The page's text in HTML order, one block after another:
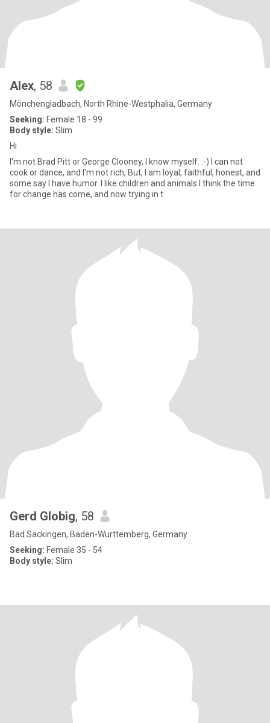
Alex, 58
Mönchengladbach, North Rhine-Westphalia, Germany
Seeking: Female 18 - 99
Body style: Slim
Hi
I'm not Brad Pitt or George Clooney, I know myself. :-) I can not
cook or dance, and I'm not rich, But, I am loyal, faithful, honest, and
some say I have humor. I like children and animals I think the time
for change has come, and now trying in t
Gerd Globig, 58
Bad Säckingen, Baden-Wurttemberg, Germany
Seeking: Female 35 - 54
Body style: Slim